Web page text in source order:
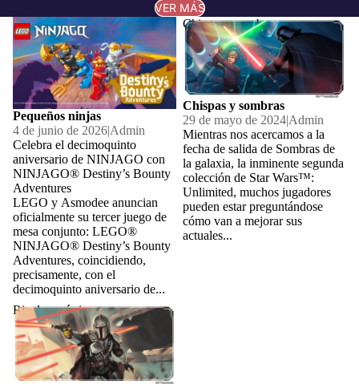
VER MÁS
Pequeños ninjas
Pequeños ninjas
4 de junio de 2026|Admin
Celebra el decimoquinto
aniversario de NINJAGO con
NINJAGO® Destiny’s Bounty
Adventures
LEGO y Asmodee anuncian
oficialmente su tercer juego de
mesa conjunto: LEGO®
NINJAGO® Destiny’s Bounty
Adventures, coincidiendo,
precisamente, con el
decimoquinto aniversario de...
Chispas y sombras
Chispas y sombras
29 de mayo de 2024Admin
Mientras nos acercamos a la
fecha de salida de Sombras de
la galaxia, la inminente segunda
colección de Star Wars™:
Unlimited, muchos jugadores
pueden estar preguntándose
cómo van a mejorar sus
actuales...
Rivales acérrimos